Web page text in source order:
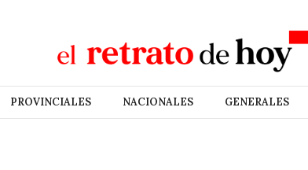
PROVINCIALES NACIONALES GENERALES